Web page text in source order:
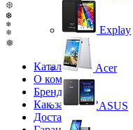
❆
❆
❄
❅
❅
Каталог
О компании
Бренды
Как заказать?
Доставка
Explay
Acer
ASUS